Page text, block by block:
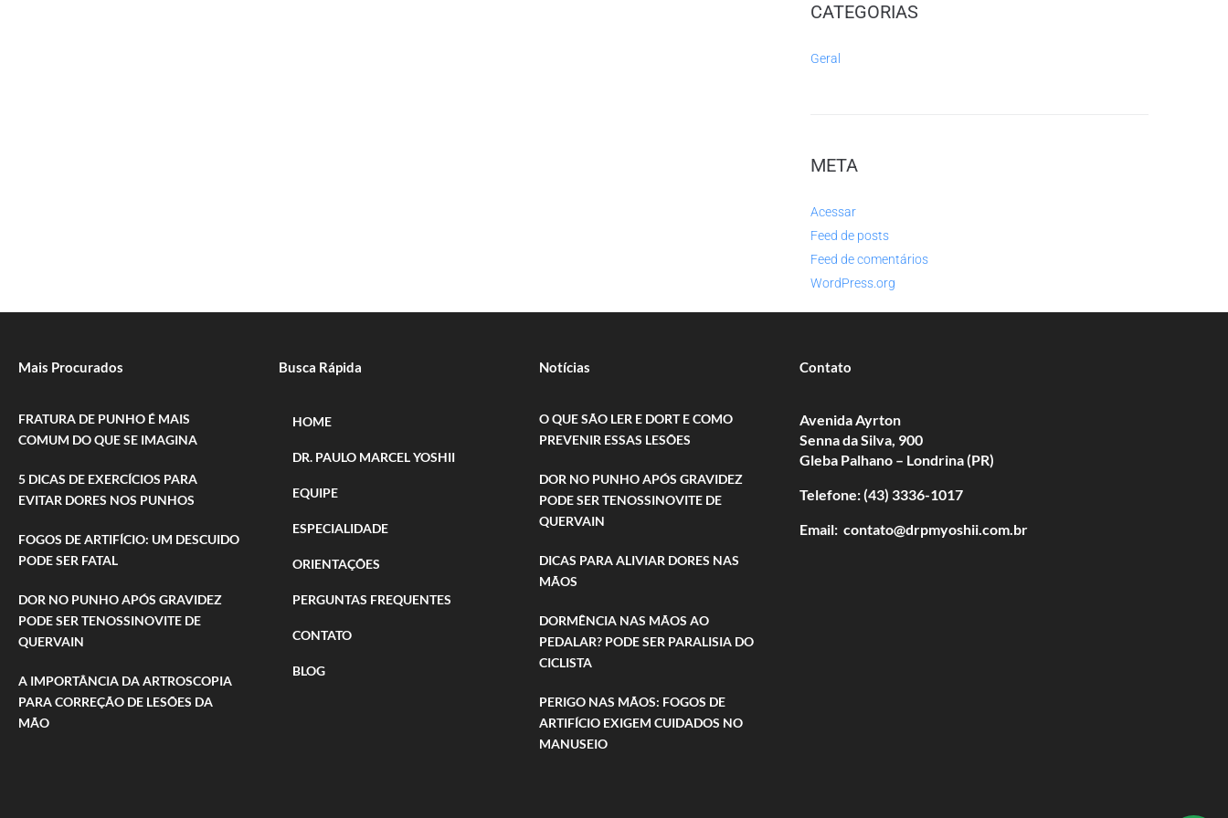
CATEGORIAS
Geral
META
Acessar
Feed de posts
Feed de comentários
WordPress.org
Mais Procurados
FRATURA DE PUNHO É MAIS
COMUM DO QUE SE IMAGINA
5 DICAS DE EXERCÍCIOS PARA
EVITAR DORES NOS PUNHOS
FOGOS DE ARTIFÍCIO: UM DESCUIDO
PODE SER FATAL
DOR NO PUNHO APÓS GRAVIDEZ
PODE SER TENOSSINOVITE DE
QUERVAIN
A IMPORTÂNCIA DA ARTROSCOPIA
PARA CORREÇÃO DE LESÕES DA
MÃO
Busca Rápida
HOME
DR. PAULO MARCEL YOSHII
EQUIPE
ESPECIALIDADE
ORIENTAÇÕES
PERGUNTAS FREQUENTES
CONTATO
BLOG
Notícias
O QUE SÃO LER E DORT E COMO
PREVENIR ESSAS LESÕES
DOR NO PUNHO APÓS GRAVIDEZ
PODE SER TENOSSINOVITE DE
QUERVAIN
DICAS PARA ALIVIAR DORES NAS
MÃOS
DORMÊNCIA NAS MÃOS AO
PEDALAR? PODE SER PARALISIA DO
CICLISTA
PERIGO NAS MÃOS: FOGOS DE
ARTIFÍCIO EXIGEM CUIDADOS NO
MANUSEIO
Contato
Avenida Ayrton
Senna da Silva, 900
Gleba Palhano – Londrina (PR)
Telefone: (43) 3336-1017
Email: contato@drpmyoshii.com.br